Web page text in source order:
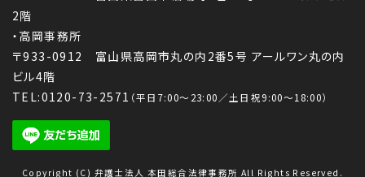
2階
・高岡事務所
〒933-0912 富山県高岡市丸の内2番5号 アールワン丸の内
ビル4階
TEL:0120-73-2571 （平日7:00～23:00／土日祝9:00～18:00）
Copyright (C) 弁護士法人 本田総合法律事務所 All Rights Reserved.